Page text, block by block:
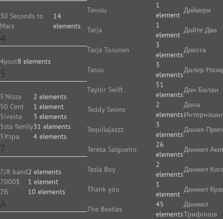
30 Seconds to
Mars
14
elements
4
4post8 elements
5
5'Nizza
2 elements
50 Cent
1 element
5ivesta
3 elements
5sta family31 elements
5Утра
4 elements
7
7/8 band2 elements
7000$
1 element
7Б
10 elements
A
Tanslu
1
element
Tarja
1
element
Tarja Turunen
3
elements
Tasso
3
elements
Taylor Swift
51
elements
Teddy Swims
2
elements
Tequilajazzz
3
elements
Teresa Salgueiro
26
elements
Tesla Boy
2
elements
Thank you
1
element
The Beatles
45
elements
Дайкири
Дайте Два
Дакота
Далер
Дан Балан
Дана
Даная
Даниил
Даниил
Даниил
Даниил
Трифонов